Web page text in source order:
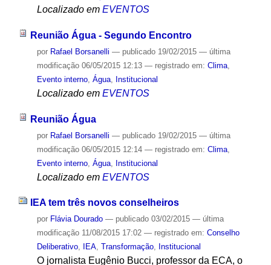
Localizado em EVENTOS
Reunião Água - Segundo Encontro
por Rafael Borsanelli — publicado19/02/2015 — última
modificação06/05/2015 12:13 — registrado em: Clima,
Evento interno, Água, Institucional
Localizado em EVENTOS
Reunião Água
por Rafael Borsanelli — publicado19/02/2015 — última
modificação06/05/2015 12:14 — registrado em: Clima,
Evento interno, Água, Institucional
Localizado em EVENTOS
IEA tem três novos conselheiros
por Flávia Dourado — publicado03/02/2015 — última
modificação11/08/2015 17:02 — registrado em: Conselho
Deliberativo, IEA, Transformação, Institucional
O jornalista Eugênio Bucci, professor da ECA, o